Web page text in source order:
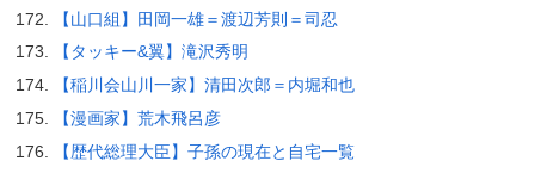
【山口組】田岡一雄＝渡辺芳則＝司忍
【タッキー&翼】滝沢秀明
【稲川会山川一家】清田次郎＝内堀和也
【漫画家】荒木飛呂彦
【歴代総理大臣】子孫の現在と自宅一覧